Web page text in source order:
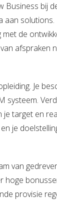
bij
aan
de
afspraken
Je
systeem.
target en
je
van
hoge
provisie